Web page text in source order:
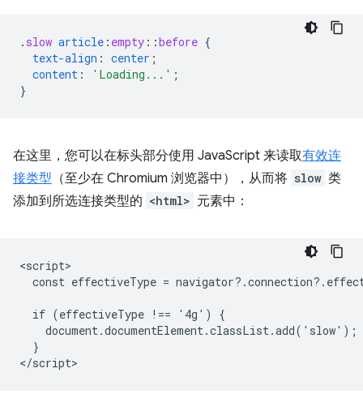
. slow article : empty ::before {
text-align : center ;
content : 'Loading...' ;
}
在这里，您可以在标头部分使用 JavaScript 来读取有效连
接类型 （至少在 Chromium 浏览器中），从而将 slow 类
添加到所选连接类型的 <html> 元素中：
<script>
const effectiveType =
  if (effectiveType !== '4g') {
    document.documentElement.classList.add('slow');
  }